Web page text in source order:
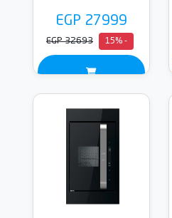
EGP 27999
- 15%
EGP 32693